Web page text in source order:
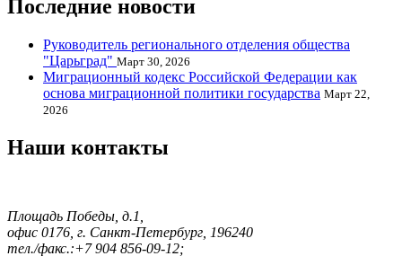
Последние новости
Руководитель регионального отделения общества
"Царьград" Март 30, 2026
Миграционный кодекс Российской Федерации как
основа миграционной политики государства Март 22,
2026
Наши контакты
Площадь Победы, д.1,
офис 0176, г. Санкт-Петербург, 196240
тел./факс.:+7 904 856-09-12;